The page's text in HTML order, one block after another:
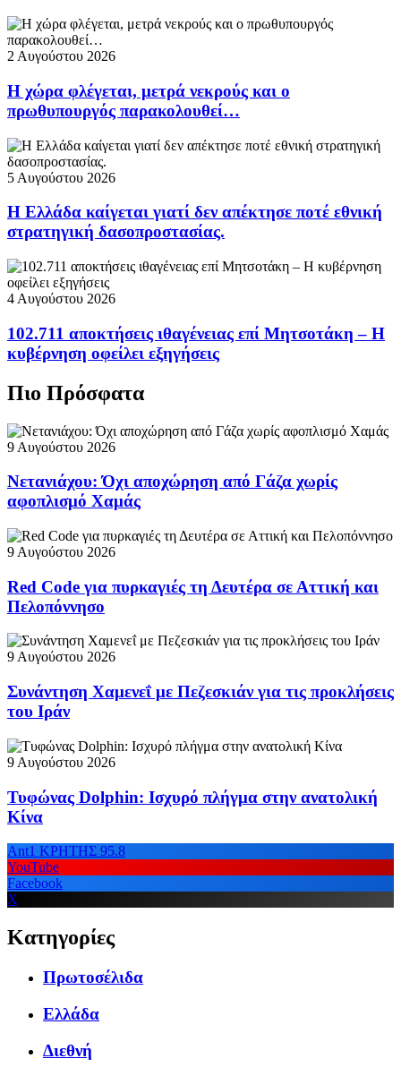
2 Αυγούστου 2026
Η χώρα φλέγεται, μετρά νεκρούς και ο
πρωθυπουργός παρακολουθεί…
5 Αυγούστου 2026
Η Ελλάδα καίγεται γιατί δεν απέκτησε ποτέ εθνική
στρατηγική δασοπροστασίας.
4 Αυγούστου 2026
102.711 αποκτήσεις ιθαγένειας επί Μητσοτάκη – Η
κυβέρνηση οφείλει εξηγήσεις
Πιο Πρόσφατα
9 Αυγούστου 2026
Νετανιάχου: Όχι αποχώρηση από Γάζα χωρίς
αφοπλισμό Χαμάς
9 Αυγούστου 2026
Red Code για πυρκαγιές τη Δευτέρα σε Αττική και
Πελοπόννησο
9 Αυγούστου 2026
Συνάντηση Χαμενεΐ με Πεζεσκιάν για τις προκλήσεις
του Ιράν
9 Αυγούστου 2026
Τυφώνας Dolphin: Ισχυρό πλήγμα στην ανατολική
Κίνα
Ant1 ΚΡΗΤΗΣ 95.8
YouTube
Facebook
X
Κατηγορίες
Πρωτοσέλιδα
Ελλάδα
Διεθνή